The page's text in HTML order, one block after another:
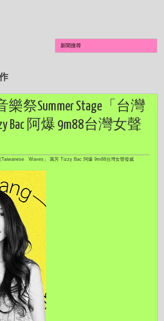
祭Summer Stage「台灣
Bac 阿爆 9m88台灣女聲
Taiwanese Waves」 萬芳 Tizzy Bac 阿爆 9m88台灣女聲發威